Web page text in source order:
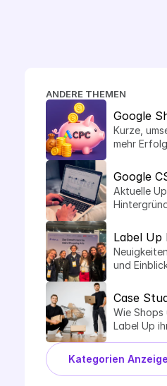
ANDERE THEMEN
Google
Kurze,
mehr
Google
Aktuelle
Label Up
und
Case
Wie Shops
Label Up
Kategorien